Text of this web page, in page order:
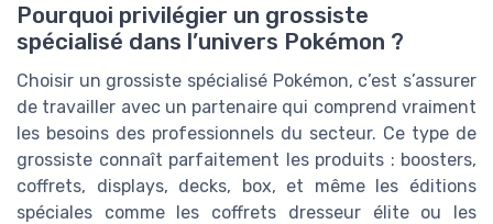
Pourquoi privilégier un grossiste
spécialisé dans l’univers Pokémon ?
Choisir un grossiste spécialisé Pokémon, c’est s’assurer
de travailler avec un partenaire qui comprend vraiment
les besoins des professionnels du secteur. Ce type de
grossiste connaît parfaitement les produits : boosters,
coffrets, displays, decks, box, et même les éditions
spéciales comme les coffrets dresseur élite ou les